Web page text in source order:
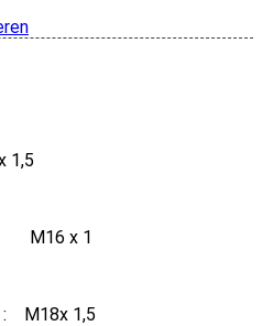
1,5
: M16 x 1
: M18x 1,5